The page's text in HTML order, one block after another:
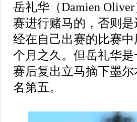
岳礼华（Damien
赛进行赌马的，否则
经在自己出赛的比赛
个月之久。但岳礼华
赛后复出立马摘下墨
名第五。